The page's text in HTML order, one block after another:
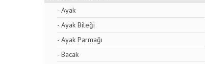
- Ayak
- Ayak Bileği
- Ayak Parmağı
- Bacak